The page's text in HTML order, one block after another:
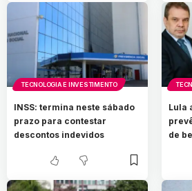
TECNOLOGIA E INVESTIMENTO
INSS: termina neste sábado
prazo para contestar
descontos indevidos
Lula
de